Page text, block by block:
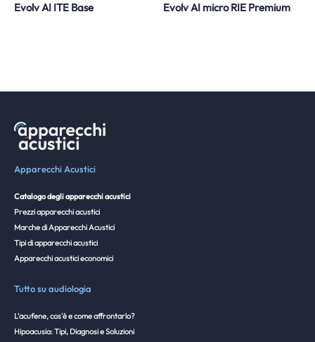
Evolv AI ITE Base Evolv AI micro RIE Premium
Apparecchi Acustici
Catalogo degli apparecchi acustici
Prezzi apparecchi acustici
Marche di Apparecchi Acustici
Tipi di apparecchi acustici
Apparecchi acustici economici
Tutto su audiologia
L'acufene, cos'è e come affrontarlo?
Hipoacusia: Tipi, Diagnosi e Soluzioni